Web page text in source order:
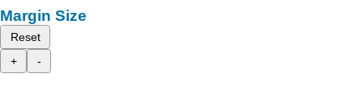
Margin Size
Reset
+
-